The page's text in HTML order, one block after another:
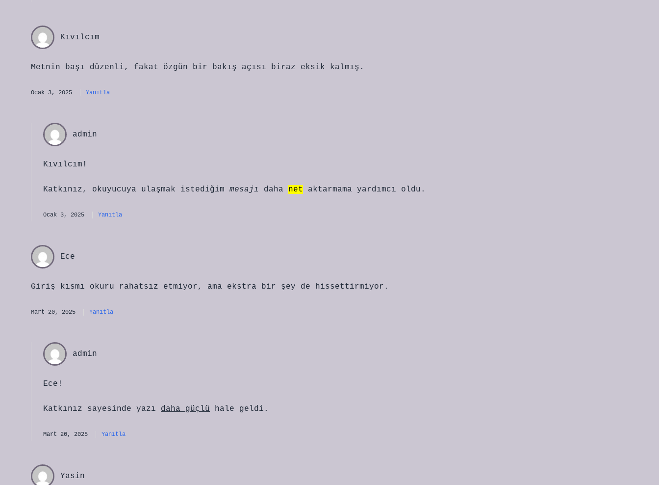
Kıvılcım
Metnin başı düzenli, fakat özgün bir bakış açısı biraz eksik kalmış.
Ocak 3, 2025 Yanıtla
admin
Kıvılcım!
Katkınız, okuyucuya ulaşmak istediğim mesajı daha net aktarmama yardımcı oldu.
Ocak 3, 2025 Yanıtla
Ece
Giriş kısmı okuru rahatsız etmiyor, ama ekstra bir şey de hissettirmiyor.
Mart 20, 2025 Yanıtla
admin
Ece!
Katkınız sayesinde yazı daha güçlü hale geldi.
Mart 20, 2025 Yanıtla
Yasin